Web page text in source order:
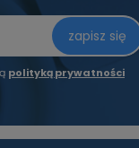
zapisz się
polityką prywatności